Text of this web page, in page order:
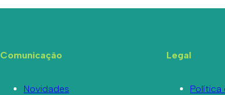
Comunicação
Novidades
Legal
Política